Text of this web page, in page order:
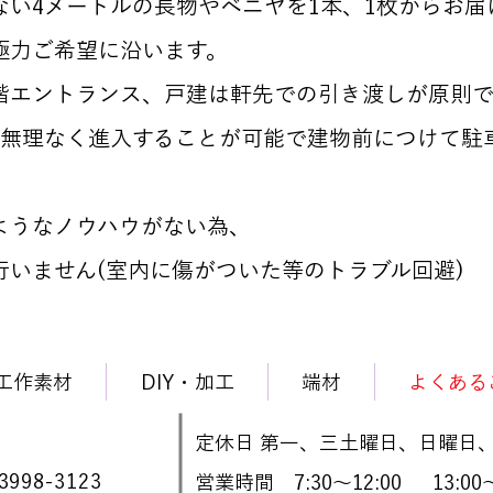
い4メートルの長物やベニヤを1本、1枚からお届
ご希望に沿います。
エントランス、戸建は軒先での引き渡しが原則
理なく進入することが可能で建物前につけて駐
なノウハウがない為​、
いません(室内に傷がついた等のトラブル回避)
作素材 DIY・加工 端材 よくあ
3123
定休日 第一、三土曜日、日曜日
営業時間 7:30～12:00 13:00